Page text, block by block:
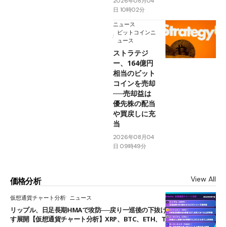
日 10時02分
ニュース
ビットコインニ
ュース
ストラテジ
ー、164億円
相当のビット
コインを売却
──売却益は
優先株の配当
や買戻しに充
当
2026年08月04
日 09時49分
価格分析 View All
仮想通貨チャート分析 ニュース
リップル、日足長期HMAで攻防──戻り一巡後の下抜けで0.95ドルを試
す展開【仮想通貨チャート分析】XRP、BTC、ETH、TAKE